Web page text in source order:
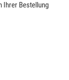
Ihrer Bestellung